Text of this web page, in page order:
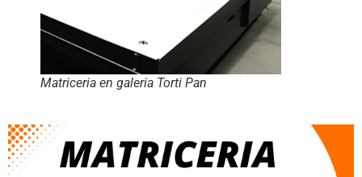
Matriceria en galeria Torti Pan